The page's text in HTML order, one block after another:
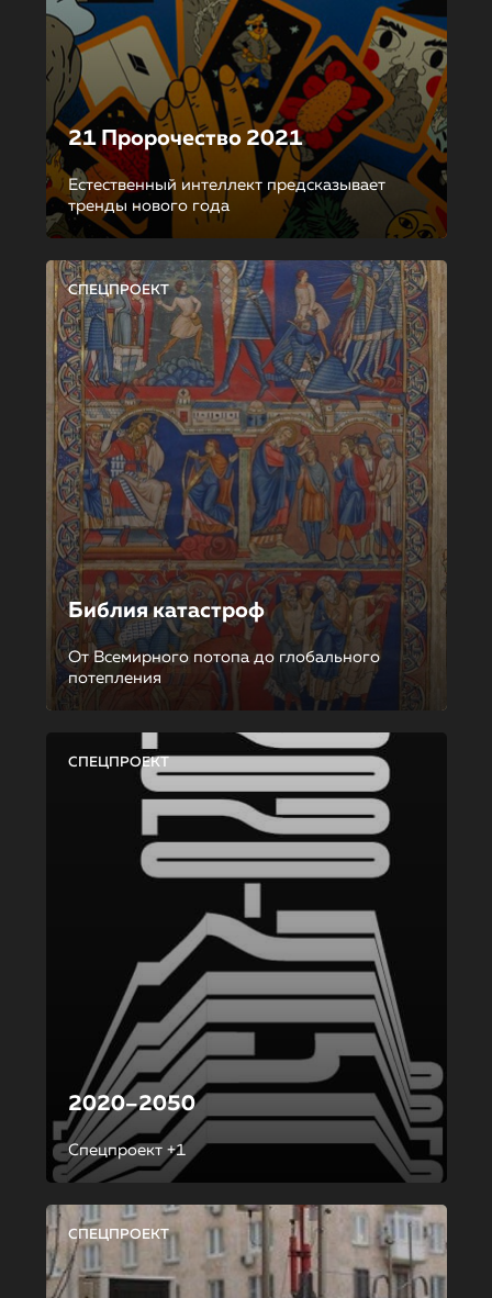
21 Пророчество 2021
Естественный интеллект предсказывает
тренды нового года
СПЕЦПРОЕКТ
Библия катастроф
От Всемирного потопа до глобального
потепления
СПЕЦПРОЕКТ
2020–2050
Спецпроект +1
СПЕЦПРОЕКТ